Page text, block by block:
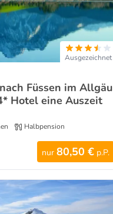
Ausgezeichnet
Füssen im Allgäu
Hotel eine Auszeit
Halbpension
nur 80,50 € p.P.